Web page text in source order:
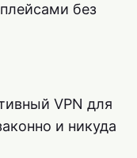
без
VPN для
и никуда